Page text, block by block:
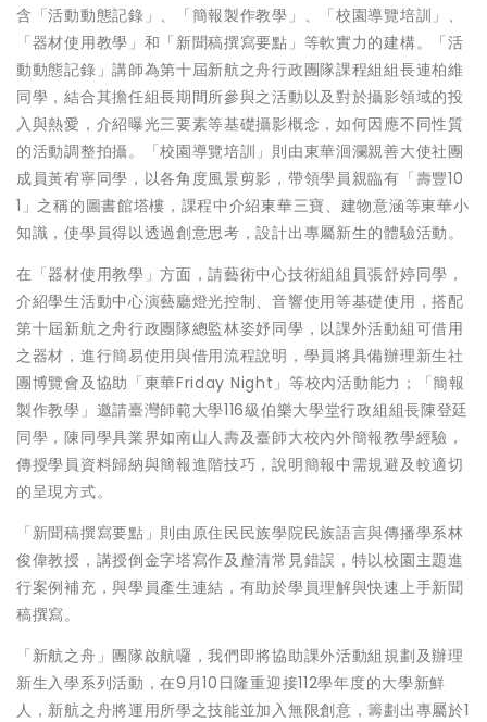
含「活動動態記錄」、「簡報製作教學」、「校園導覽培訓」、
「器材使用教學」和「新聞稿撰寫要點」等軟實力的建構。「活
動動態記錄」講師為第十屆新航之舟行政團隊課程組組長連柏維
同學，結合其擔任組長期間所參與之活動以及對於攝影領域的投
入與熱愛，介紹曝光三要素等基礎攝影概念，如何因應不同性質
的活動調整拍攝。「校園導覽培訓」則由東華洄瀾親善大使社團
成員黃宥寧同學，以各角度風景剪影，帶領學員親臨有「壽豐10
1」之稱的圖書館塔樓，課程中介紹東華三寶、建物意涵等東華小
知識，使學員得以透過創意思考，設計出專屬新生的體驗活動。
在「器材使用教學」方面，請藝術中心技術組組員張舒婷同學，
介紹學生活動中心演藝廳燈光控制、音響使用等基礎使用，搭配
第十屆新航之舟行政團隊總監林姿妤同學，以課外活動組可借用
之器材，進行簡易使用與借用流程說明，學員將具備辦理新生社
團博覽會及協助「東華Friday Night」等校內活動能力；「簡報
製作教學」邀請臺灣師範大學116級伯樂大學堂行政組組長陳登廷
同學，陳同學具業界如南山人壽及臺師大校內外簡報教學經驗，
傳授學員資料歸納與簡報進階技巧，說明簡報中需規避及較適切
的呈現方式。
「新聞稿撰寫要點」則由原住民民族學院民族語言與傳播學系林
俊偉教授，講授倒金字塔寫作及釐清常見錯誤，特以校園主題進
行案例補充，與學員產生連結，有助於學員理解與快速上手新聞
稿撰寫。
「新航之舟」團隊啟航囉，我們即將協助課外活動組規劃及辦理
新生入學系列活動，在9月10日隆重迎接112學年度的大學新鮮
人，新航之舟將運用所學之技能並加入無限創意，籌劃出專屬於1